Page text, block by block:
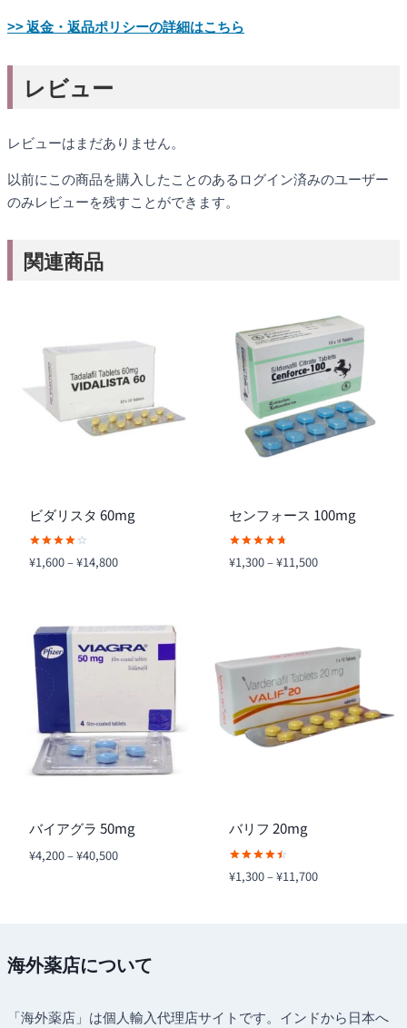
>> 返金・返品ポリシーの詳細はこちら
レビュー
レビューはまだありません。
以前にこの商品を購入したことのあるログイン済みのユーザー
のみレビューを残すことができます。
関連商品
ビダリスタ 60mg
5段階中
4.00
¥1,600–¥14,800価
–
¥14,800
センフォース 100mg
5段階中
4.80
¥1,300–¥11,500価
¥11,500
バイアグラ 50mg
¥4,200–¥40,500価
バリフ 20mg
5段階中
4.57
¥1,300–¥11,700価
海外薬店について
「海外薬店」は個人輸入代理店サイトです。インドから日本へ